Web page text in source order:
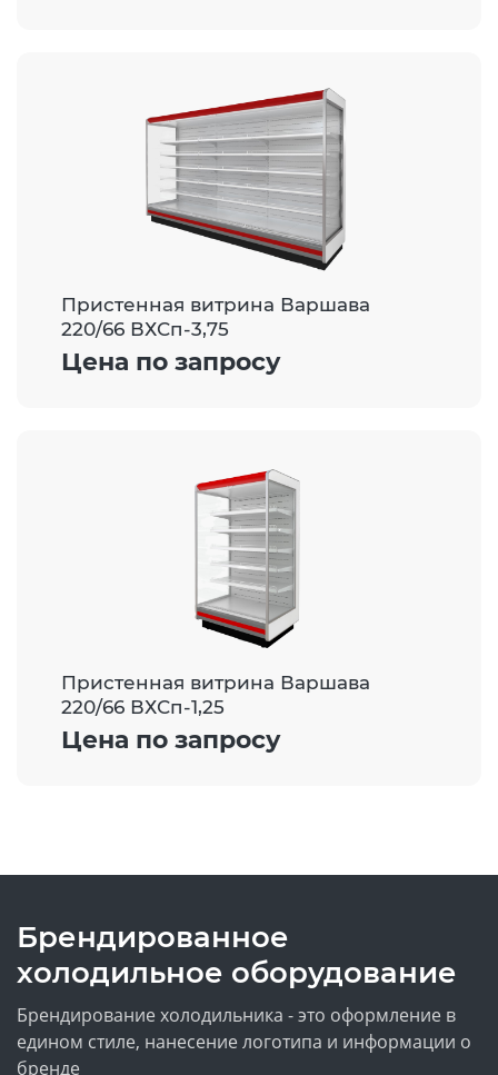
Пристенная витрина Варшава
220/66 ВХСп-3,75
Цена по запросу
Пристенная витрина Варшава
220/66 ВХСп-1,25
Цена по запросу
Брендированное
холодильное оборудование
Брендирование холодильника - это оформление в
едином стиле, нанесение логотипа и информации о
бренде